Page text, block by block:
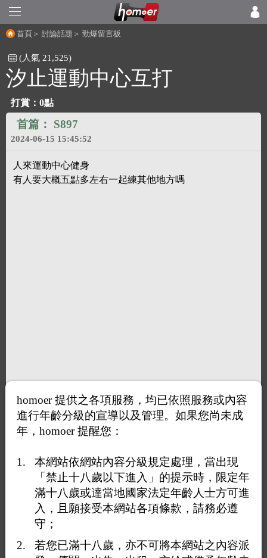
首頁 ＞ 討論話題 ＞ 勁爆留言板
(人氣 21,525)
汐止運動中心互打
打賞： 0點
首篇： S897
2024-06-15 15:45:52
人來運動中心健身
有人要大概五點多左右一起練其他地方嗎
homoer 提供之各項服務，均已依照服務或內容
進行年齡分級的宣導以及管理。如果您尚未成
年，homoer 提醒您：
本網站依網站內容分級規定處理，當出現
「禁止十八歲以下進入」的提示時，限定年
滿十八歲或達當地國家法定年齡人士方可進
入，且願接受本網站各項條款，請務必遵
守；
若您已滿十八歲，亦不可將本網站之內容派